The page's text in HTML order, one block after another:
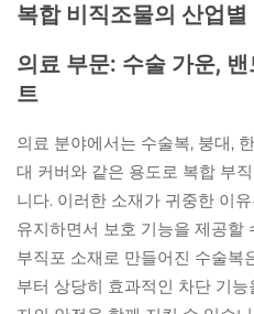
복합 비직조물의 산업별
의료 부문: 수술 가운,
트
의료 분야에서는 수술복, 붕대,
대 커버와 같은 용도로 복합 부
니다. 이러한 소재가 귀중한 이
유지하면서 보호 기능을 제공할
부직포 소재로 만들어진 수술복
부터 상당히 효과적인 차단 기